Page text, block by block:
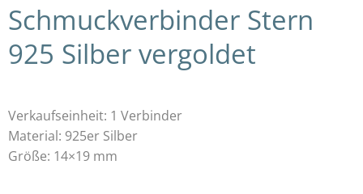
Schmuckverbinder Stern
925 Silber vergoldet
Verkaufseinheit: 1 Verbinder
Material: 925er Silber
Größe: 14×19 mm